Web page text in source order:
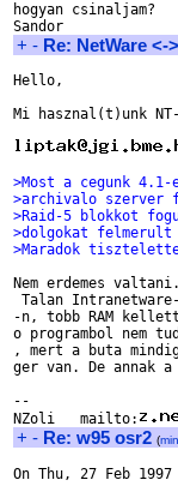
hogyan csinaljam?
+ - Re: NetWare <-
Hello,
Mi hasznal(t)unk
>Most a cegunk
>archivalo szerver
>Raid-5 blokkot
>dolgokat felmerult
>Maradok
Nem erdemes
Talan
-n, tobb RAM
o programbol nem
, mert a buta
ger van. De annak
--
NZoli   mailto:
+ - Re: w95 osr2 (
On Thu, 27 Feb